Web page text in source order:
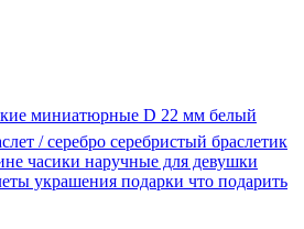
миниатюрные D 22 мм белый
/ серебро серебристый браслетик
часики наручные для девушки
украшения подарки что подарить